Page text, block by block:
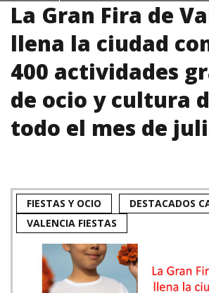
La Gran Fira de
llena la ciudad
400 actividades
de ocio y cultura
todo el mes de
FIESTAS Y OCIO
DESTACADOS
VALENCIA FIESTAS